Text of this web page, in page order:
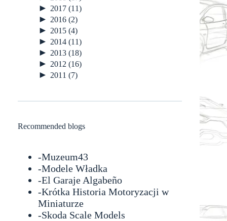
► 2017 (11)
► 2016 (2)
► 2015 (4)
► 2014 (11)
► 2013 (18)
► 2012 (16)
► 2011 (7)
Recommended blogs
-Muzeum43
-Modele Władka
-El Garaje Algabeño
-Krótka Historia Motoryzacji w
Miniaturze
-Skoda Scale Models